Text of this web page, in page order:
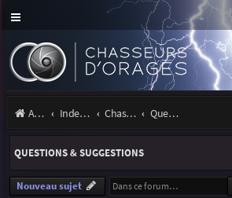
Accueil Index du forum Chasseurs d'Orages Questions & suggestions
QUESTIONS & SUGGESTIONS
Nouveau sujet